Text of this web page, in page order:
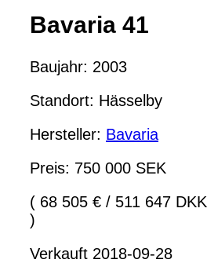
Bavaria 41
Baujahr: 2003
Standort: Hässelby
Hersteller: Bavaria
Preis: 750 000 SEK
( 68 505 € / 511 647 DKK
)
Verkauft 2018-09-28